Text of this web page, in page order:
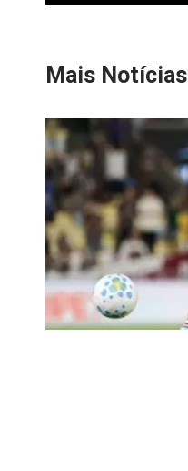
Mais Notícias